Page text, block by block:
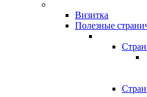
Визитка
Полезные